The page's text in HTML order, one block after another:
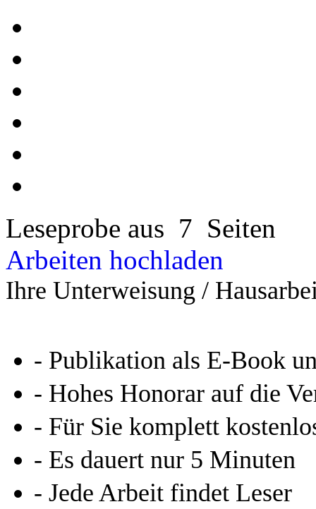
Leseprobe aus 7 Seiten
Arbeiten hochladen
Ihre Unterweisung /
- Publikation als E-Book
- Hohes Honorar auf die
- Für Sie komplett
- Es dauert nur 5 Minuten
- Jede Arbeit findet Leser